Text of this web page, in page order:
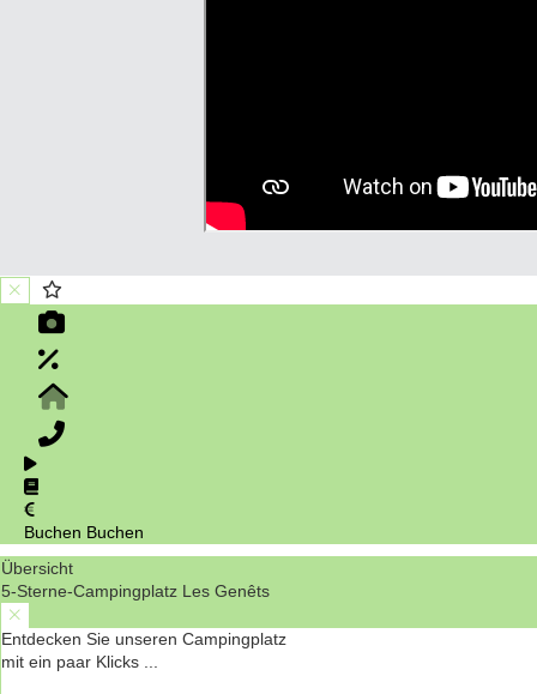
Buchen Buchen
Übersicht
5-Sterne-Campingplatz Les Genêts
Entdecken Sie unseren Campingplatz
mit ein paar Klicks ...